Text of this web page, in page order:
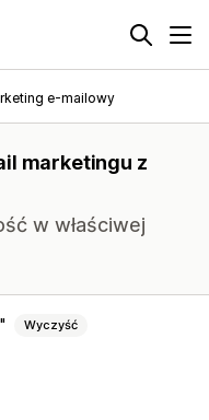
e-mailowy
marketingu z
w właściwej
Wyczyść